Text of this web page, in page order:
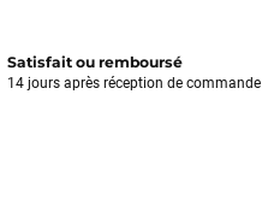
Satisfait ou remboursé
14 jours après réception de commande